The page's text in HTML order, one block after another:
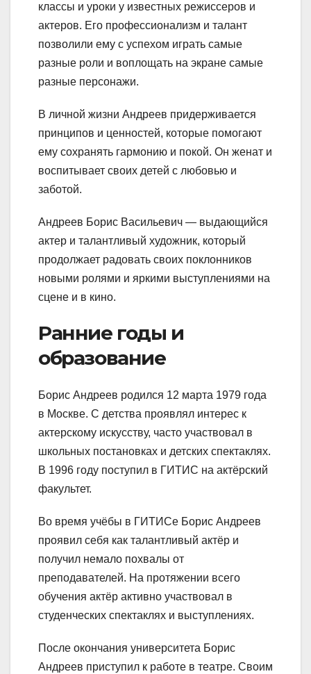
классы и уроки у известных режиссеров и
актеров. Его профессионализм и талант
позволили ему с успехом играть самые
разные роли и воплощать на экране самые
разные персонажи.
В личной жизни Андреев придерживается
принципов и ценностей, которые помогают
ему сохранять гармонию и покой. Он женат и
воспитывает своих детей с любовью и
заботой.
Андреев Борис Васильевич — выдающийся
актер и талантливый художник, который
продолжает радовать своих поклонников
новыми ролями и яркими выступлениями на
сцене и в кино.
Ранние годы и
образование
Борис Андреев родился 12 марта 1979 года
в Москве. С детства проявлял интерес к
актерскому искусству, часто участвовал в
школьных постановках и детских спектаклях.
В 1996 году поступил в ГИТИС на актёрский
факультет.
Во время учёбы в ГИТИСе Борис Андреев
проявил себя как талантливый актёр и
получил немало похвалы от
преподавателей. На протяжении всего
обучения актёр активно участвовал в
студенческих спектаклях и выступлениях.
После окончания университета Борис
Андреев приступил к работе в театре. Своим